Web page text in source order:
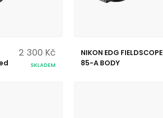
2 300 Kč
SKLADEM
NIKON EDG FIELDSCOPE
85-A BODY